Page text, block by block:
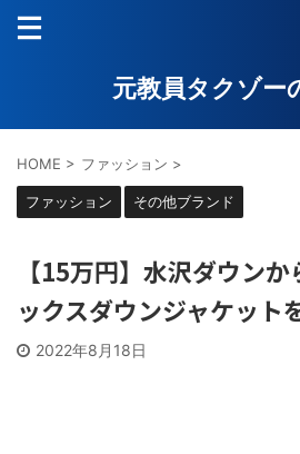
元教員タクゾー
HOME > ファッション >
ファッション その他ブランド
【15万円】水沢ダウン
ックスダウンジャケット
2022年8月18日